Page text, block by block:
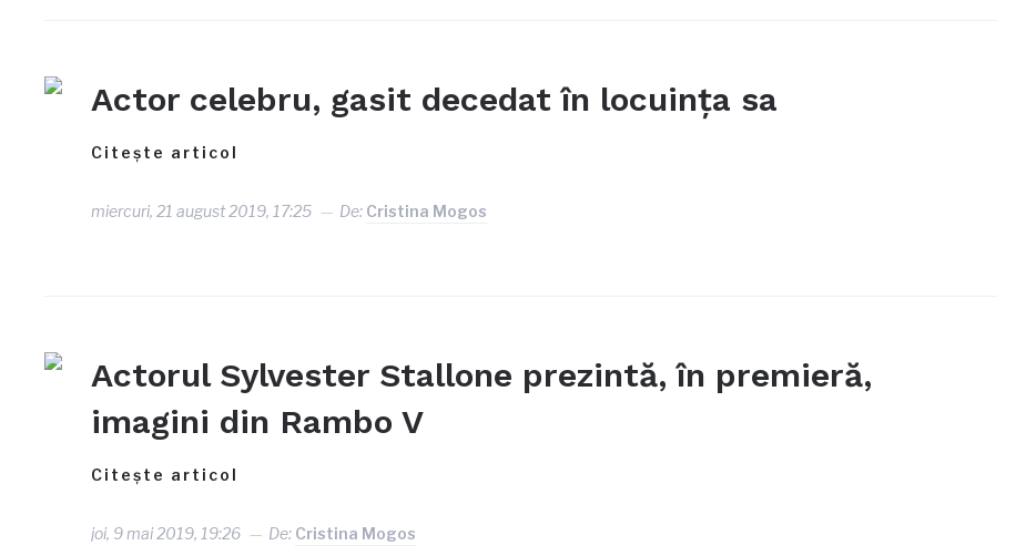
Actor celebru, gasit decedat în locuinţa sa
Citește articol
miercuri, 21 august 2019, 17:25 De: Cristina Mogos
Actorul Sylvester Stallone prezintă, în premieră,
imagini din Rambo V
Citește articol
joi, 9 mai 2019, 19:26 De: Cristina Mogos